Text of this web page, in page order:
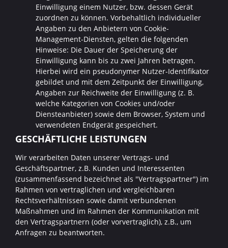
Einwilligung einem Nutzer, bzw. dessen Gerät
zuordnen zu können. Vorbehaltlich individueller
Angaben zu den Anbietern von Cookie-
Management-Diensten, gelten die folgenden
Hinweise: Die Dauer der Speicherung der
Einwilligung kann bis zu zwei Jahren betragen.
Hierbei wird ein pseudonymer Nutzer-Identifikator
gebildet und mit dem Zeitpunkt der Einwilligung,
Angaben zur Reichweite der Einwilligung (z. B.
welche Kategorien von Cookies und/oder
Diensteanbieter) sowie dem Browser, System und
verwendeten Endgerät gespeichert.
GESCHÄFTLICHE LEISTUNGEN
Wir verarbeiten Daten unserer Vertrags- und
Geschäftspartner, z.B. Kunden und Interessenten
(zusammenfassend bezeichnet als "Vertragspartner") im
Rahmen von vertraglichen und vergleichbaren
Rechtsverhältnissen sowie damit verbundenen
Maßnahmen und im Rahmen der Kommunikation mit
den Vertragspartnern (oder vorvertraglich), z.B., um
Anfragen zu beantworten.